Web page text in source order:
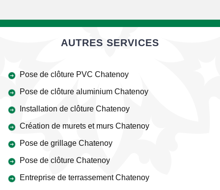
AUTRES SERVICES
Pose de clôture PVC Chatenoy
Pose de clôture aluminium Chatenoy
Installation de clôture Chatenoy
Création de murets et murs Chatenoy
Pose de grillage Chatenoy
Pose de clôture Chatenoy
Entreprise de terrassement Chatenoy